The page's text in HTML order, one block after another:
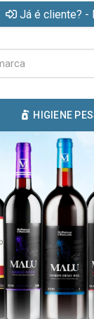
Já é cliente? -
HIGIENE